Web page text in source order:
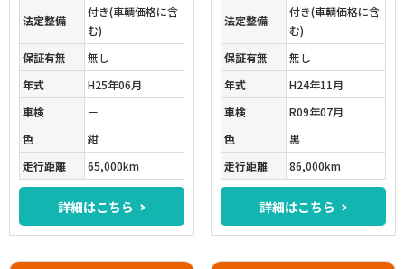
法定整備
付き(車輌価格に含
む)
保証有無
無し
年式
H25年06月
車検
－
色
紺
走行距離
65,000km
詳細はこちら
法定整備
付き(車輌価格に含
む)
保証有無
無し
年式
H24年11月
車検
R09年07月
色
黒
走行距離
86,000km
詳細はこちら